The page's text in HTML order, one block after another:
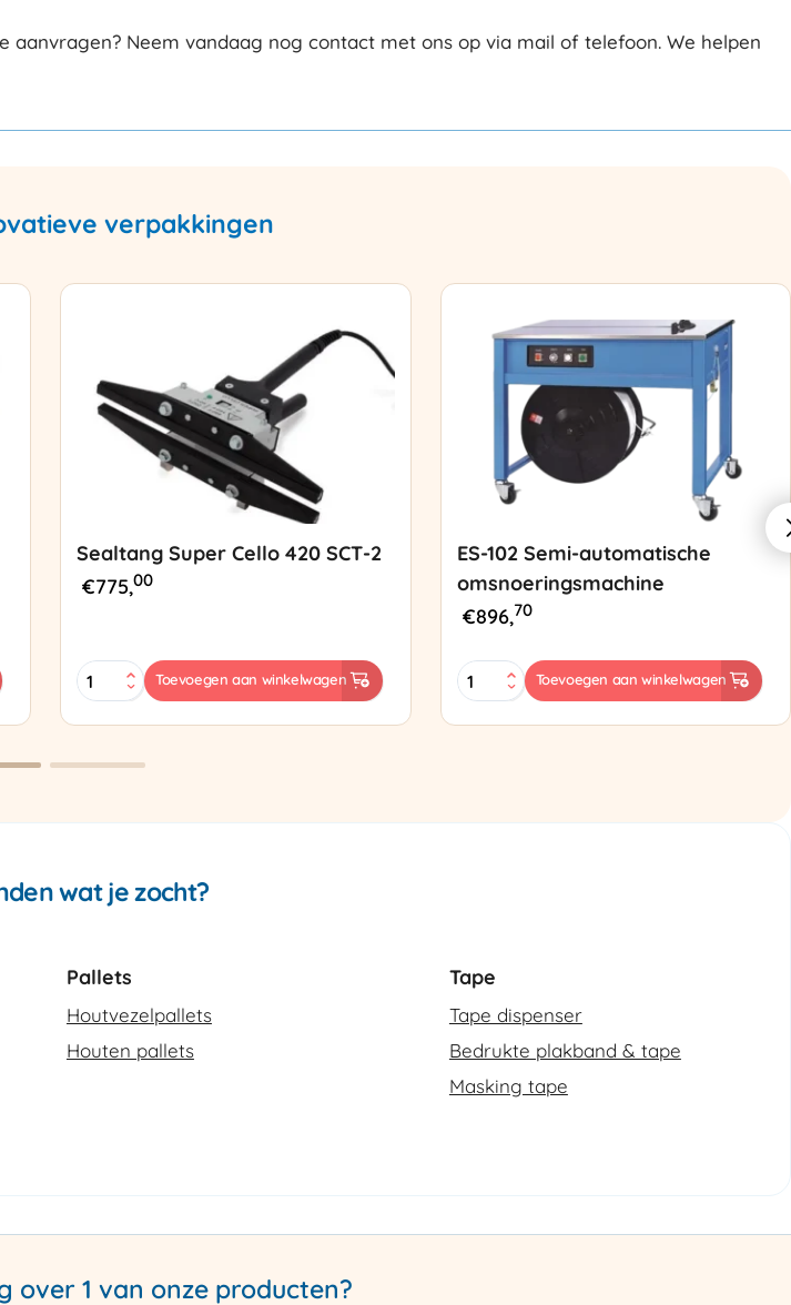
Neem vandaag nog contact met ons op via mail of telefoon. We helpen
verpakkingen
Sealtang Super Cello 420 SCT-2
€775,00
Sealtang
Super
Toevoegen aan winkelwagen
ES-102 Semi-automatische
omsnoeringsmachine
€896,70
ES-
102
Toevoegen aan winkelwagen
wat je zocht?
Pallets
Houtvezelpallets
Houten pallets
Tape
Tape dispenser
Bedrukte plakband & tape
Masking tape
over 1 van onze producten?